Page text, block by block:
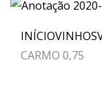
INÍCIOVINHOS
CARMO 0,75